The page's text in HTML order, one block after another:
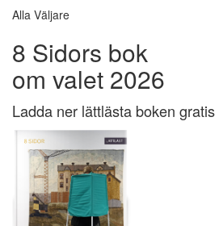
Alla Väljare
8 Sidors bok
om valet 2026
Ladda ner lättlästa boken gratis